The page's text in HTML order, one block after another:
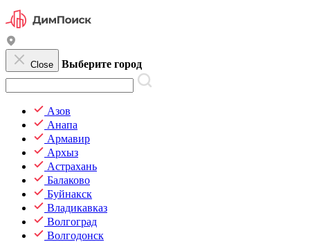
Close Выберите город
Азов
Анапа
Армавир
Архыз
Астрахань
Балаково
Буйнакск
Владикавказ
Волгоград
Волгодонск